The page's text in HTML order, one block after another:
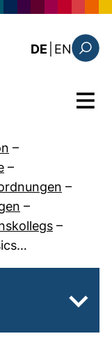
DE EN: the
Menü
–
–
–
–
–